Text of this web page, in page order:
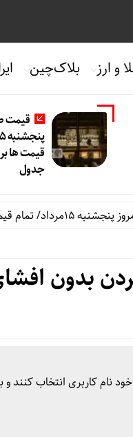
و ارز بلاک‌چین
قیمت
قیمت ها
جدول
+ جدول
بدون
خود نام کاربری انتخاب کنند و